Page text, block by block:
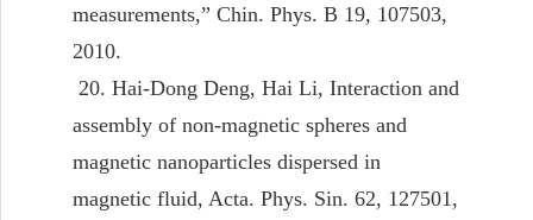
measurements,” Chin. Phys. B 19, 107503,
2010.
20. Hai-Dong Deng, Hai Li, Interaction and
assembly of non-magnetic spheres and
magnetic nanoparticles dispersed in
magnetic fluid, Acta. Phys. Sin. 62, 127501,